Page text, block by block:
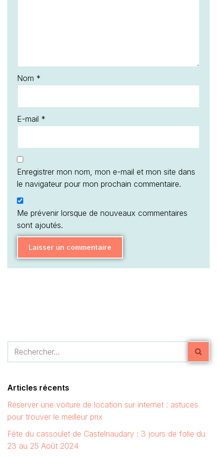
Nom *
E-mail *
Enregistrer mon nom, mon e-mail et mon site dans
le navigateur pour mon prochain commentaire.
Me prévenir lorsque de nouveaux commentaires
sont ajoutés.
Articles récents
Réserver une voiture de location sur internet : astuces
pour trouver le meilleur prix
Fête du cassoulet de Castelnaudary : 3 jours de folie du
23 au 25 Août 2024